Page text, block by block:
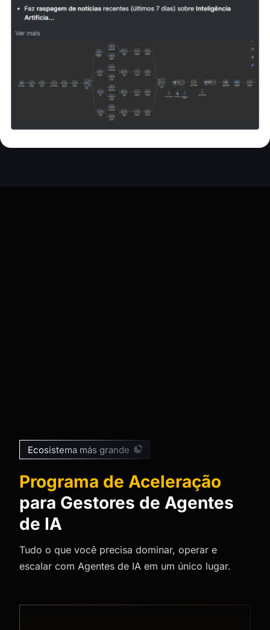
Ecosistema más grande
Programa de Aceleração
para Gestores de Agentes
de IA
Tudo o que você precisa dominar, operar e
escalar com Agentes de IA em um único lugar.